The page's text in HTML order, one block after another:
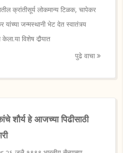
क्रांतीसूर्य लोकमान्य टिळक, चापेकर
जन्मस्थानी भेट देत स्वातंत्र्य
विशेष दौर्‍यात
पुढे वाचा
शौर्य हे आजच्या पिढीसाठी